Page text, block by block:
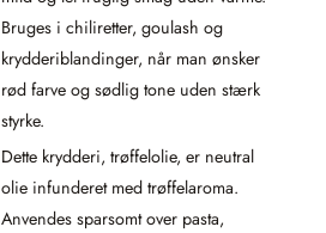
Bruges i chiliretter, goulash og
krydderiblandinger, når man ønsker
rød farve og sødlig tone uden stærk
styrke.
Dette krydderi, trøffelolie, er neutral
olie infunderet med trøffelaroma.
Anvendes sparsomt over pasta,